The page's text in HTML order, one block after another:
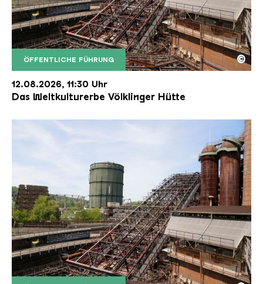
ÖFFENTLICHE FÜHRUNG
Der Erzschrägaufzug der Völklinger Hütte mit
Copyright: Weltkulturerbe Völklinger Hütte | Karl
©
12.08.2026, 11:30 Uhr
Das Weltkulturerbe Völklinger Hütte